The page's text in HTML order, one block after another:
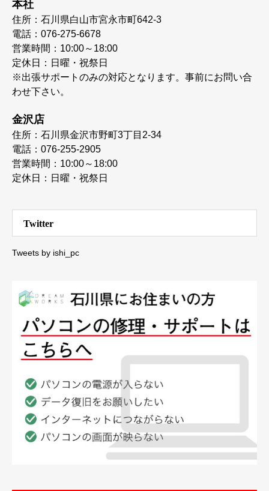
本社
住所：石川県白山市宮永市町642-3
電話：076-275-6678
営業時間：10:00～18:00
定休日：日曜・祝祭日
※出張サポートのみの対応となります。事前にお問い合
わせ下さい。
金沢店
住所：石川県金沢市野町3丁目2-34
電話：076-255-2905
営業時間：10:00～18:00
定休日：日曜・祝祭日
Twitter
Tweets by ishi_pc